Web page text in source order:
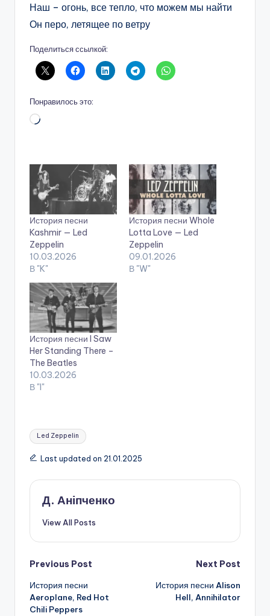
Наш – огонь, все тепло, что можем мы найти
Он перо, летящее по ветру
Поделиться ссылкой:
Понравилось это:
Загрузка…
История песни
Kashmir — Led
Zeppelin
10.03.2026
В "K"
История песни Whole
Lotta Love — Led
Zeppelin
09.01.2026
В "W"
История песни I Saw
Her Standing There –
The Beatles
10.03.2026
В "I"
Tags:
Led Zeppelin
Last updated on 21.01.2025
Д. Аніпченко
View All Posts
Post
navigation
Previous Post
История песни
Aeroplane, Red Hot
Chili Peppers
Next Post
История песни Alison
Hell, Annihilator